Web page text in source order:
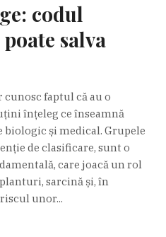
codul
salva
faptul că au o
înțeleg ce înseamnă
biologic și medical. Grupele
de clasificare, sunt o
care joacă un rol
sarcină și, în
unor...